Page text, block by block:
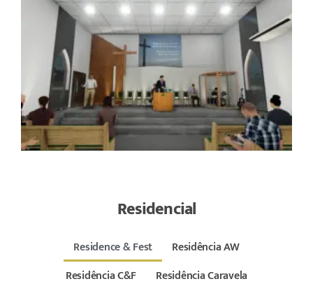
Residencial
Residence & Fest
Residência AW
Residência C&F
Residência Caravela